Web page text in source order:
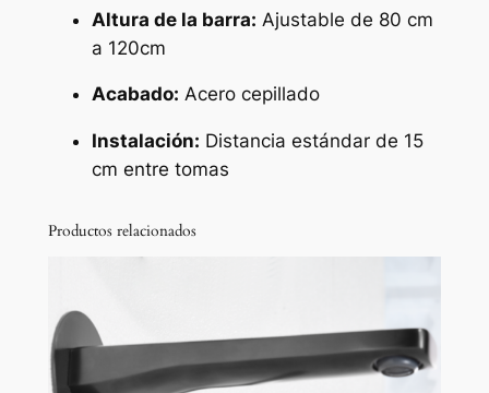
e
a
Altura de la barra: Ajustable de 80 cm
a 120cm
Acabado: Acero cepillado
Instalación: Distancia estándar de 15
cm entre tomas
Productos relacionados